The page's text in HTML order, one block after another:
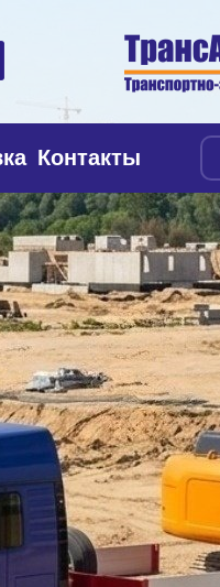
Контакты